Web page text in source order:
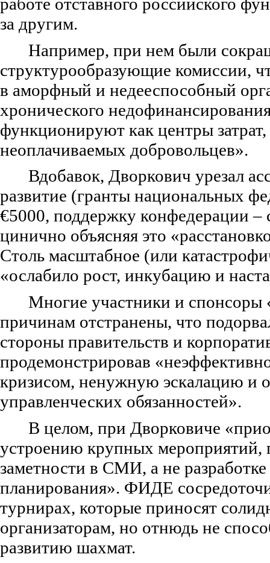
за другим.
Например, при нем были
структурообразующие комиссии,
в аморфный и недееспособный
хронического
функционируют как центры затрат,
неоплачиваемых добровольцев».
Вдобавок, Дворкович урезал
развитие (гранты национальных
€5000, поддержку конфедерации –
цинично объясняя это
Столь масштабное (или
«ослабило рост, инкубацию и
Многие участники и
причинам отстранены, что
стороны правительств и
продемонстрировав
кризисом, ненужную эскалацию и
управленческих обязанностей».
В целом, при Дворковиче
устроению крупных мероприятий,
заметности в СМИ, а не разработке
планирования». ФИДЕ
турнирах, которые приносят
организаторам, но отнюдь не
развитию шахмат.